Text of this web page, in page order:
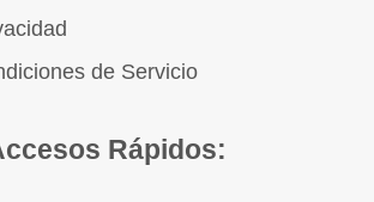
de Servicio
Rápidos: